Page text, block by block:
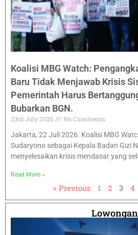
Koalisi MBG Watch:
Baru Tidak Menjawab Krisis
Pemerintah Harus
Bubarkan BGN.
23rd July 2026
No Comments
Jakarta, 22 Juli 2026. Koalisi MBG
Sudaryono sebagai Kepala Badan Gizi
menyelesaikan krisis mendasar yang
Read More »
« Previous 1 2 3 4
Lowongan